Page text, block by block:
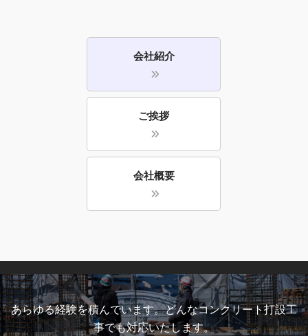
会社紹介
ご挨拶
会社概要
あらゆる経験を積んでいます。どんなコンクリート打設工
事でも対応いたします。